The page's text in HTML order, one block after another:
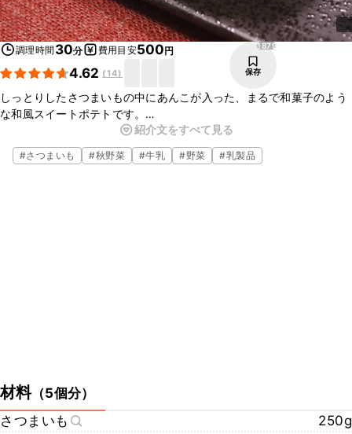
調理時間 30分 費用目安500円
4.62 (14)
1879
保存
しっとりしたさつまいもの中にあんこが入った、まるで和菓子のよう
な和風スイートポテトです。
生地を混ぜ合わせたら包んで焼くだけなので、とっても簡単に作れま
すよ。
小さいサイズでたくさん作ることもできるので、プレゼントにもぴっ
紹介文をすべて見る
#さつまいも #秋野菜 #牛乳 #野菜 #乳製品
材料（5個分）
さつまいも
250g